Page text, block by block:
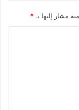
مشار إليها بـ *